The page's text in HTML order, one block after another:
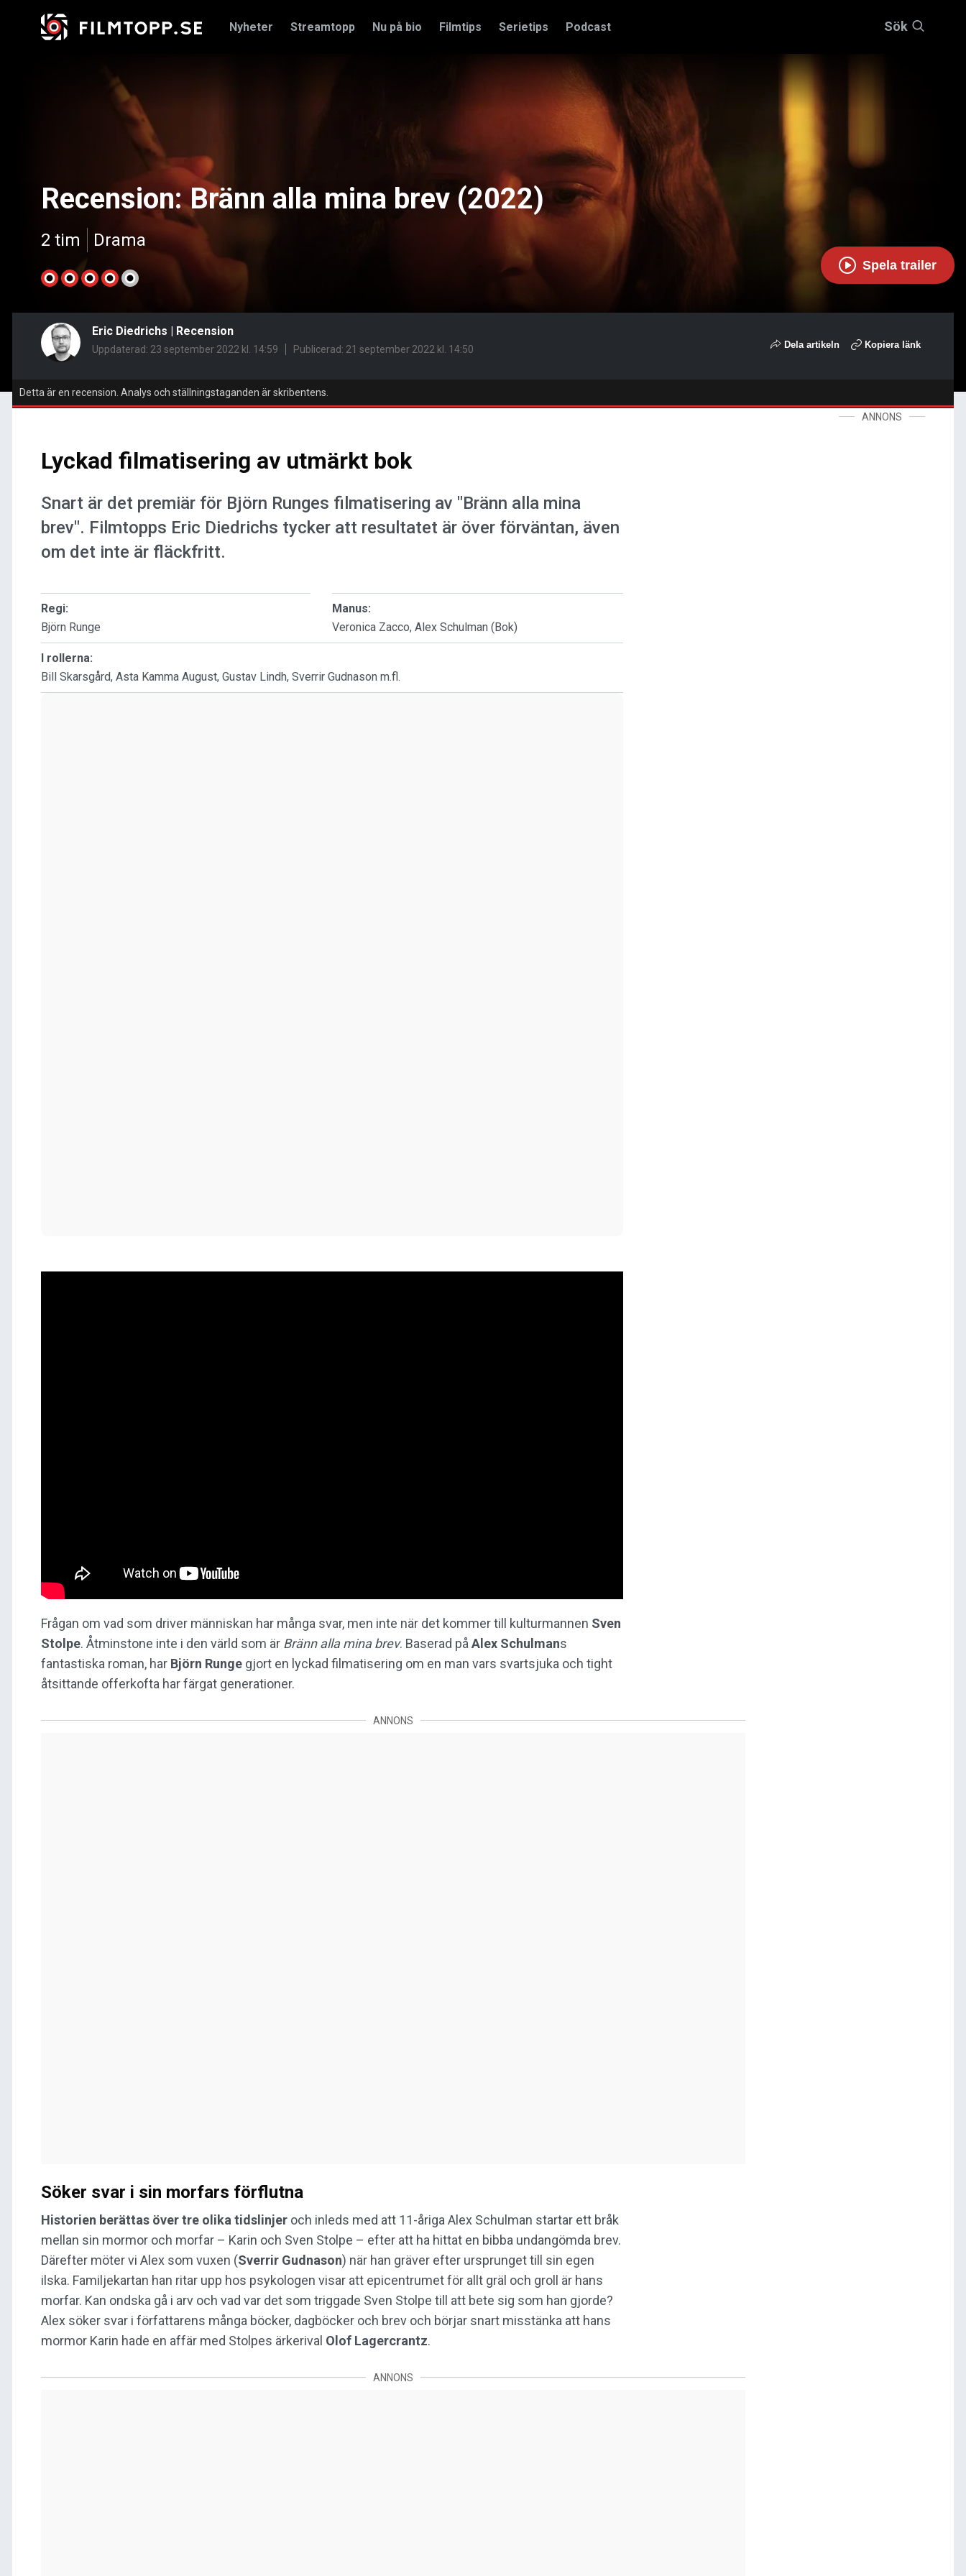
Nyheter Streamtopp Nu på bio Filmtips Serietips Podcast Sök
Recension: Bränn alla mina brev (2022)
2 tim Drama
Spela trailer
Eric Diedrichs | Recension
Uppdaterad: 23 september 2022 kl. 14:59 Publicerad: 21 september 2022 kl. 14:50 Dela artikeln Kopiera länk
Detta är en recension. Analys och ställningstaganden är skribentens.
Lyckad filmatisering av utmärkt bok
Snart är det premiär för Björn Runges filmatisering av "Bränn alla mina
brev". Filmtopps Eric Diedrichs tycker att resultatet är över förväntan, även
om det inte är fläckfritt.
Regi:
Björn Runge
Manus:
Veronica Zacco, Alex Schulman (Bok)
I rollerna:
Bill Skarsgård, Asta Kamma August, Gustav Lindh, Sverrir Gudnason m.fl.
Frågan om vad som driver människan har många svar, men inte när det kommer till kulturmannen Sven
Stolpe. Åtminstone inte i den värld som är Bränn alla mina brev. Baserad på Alex Schulmans
fantastiska roman, har Björn Runge gjort en lyckad filmatisering om en man vars svartsjuka och tight
åtsittande offerkofta har färgat generationer.
ANNONS
Söker svar i sin morfars förflutna
Historien berättas över tre olika tidslinjer och inleds med att 11-åriga Alex Schulman startar ett bråk
mellan sin mormor och morfar – Karin och Sven Stolpe – efter att ha hittat en bibba undangömda brev.
Därefter möter vi Alex som vuxen (Sverrir Gudnason) när han gräver efter ursprunget till sin egen
ilska. Familjekartan han ritar upp hos psykologen visar att epicentrumet för allt gräl och groll är hans
morfar. Kan ondska gå i arv och vad var det som triggade Sven Stolpe till att bete sig som han gjorde?
Alex söker svar i författarens många böcker, dagböcker och brev och börjar snart misstänka att hans
mormor Karin hade en affär med Stolpes ärkerival Olof Lagercrantz.
ANNONS
ANNONS